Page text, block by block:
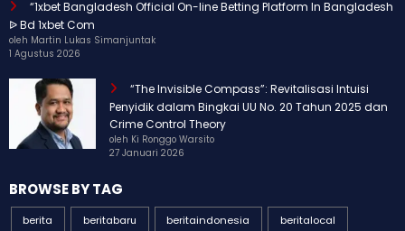
“1xbet Bangladesh Official On-line Betting Platform In Bangladesh
ᐉ Bd 1xbet Com
oleh Martin Lukas Simanjuntak
1 Agustus 2026
“The Invisible Compass”: Revitalisasi Intuisi
Penyidik dalam Bingkai UU No. 20 Tahun 2025 dan
Crime Control Theory
oleh Ki Ronggo Warsito
BROWSE BY TAG